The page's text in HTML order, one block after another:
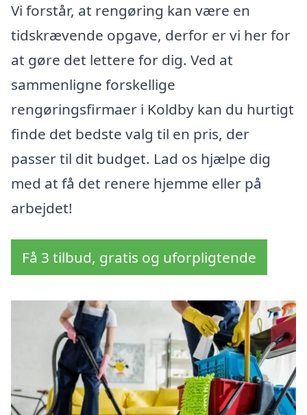
Vi forstår, at rengøring kan være en
tidskrævende opgave, derfor er vi her for
at gøre det lettere for dig. Ved at
sammenligne forskellige
rengøringsfirmaer i Koldby kan du hurtigt
finde det bedste valg til en pris, der
passer til dit budget. Lad os hjælpe dig
med at få det renere hjemme eller på
arbejdet!
Få 3 tilbud, gratis og uforpligtende